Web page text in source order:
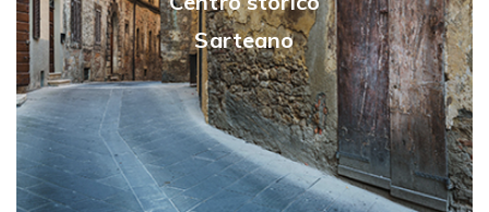
Sarteano